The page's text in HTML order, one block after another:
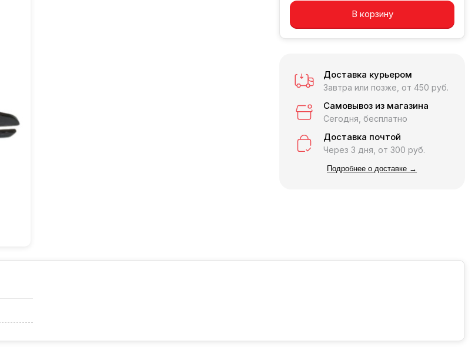
В корзину
Доставка курьером
Завтра или позже, от 450 руб.
Самовывоз из магазина
Сегодня, бесплатно
Доставка почтой
Через 3 дня, от 300 руб.
Подробнее о доставке →